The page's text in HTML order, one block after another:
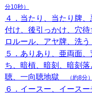
分10秒）
４．当たり、当たり牌
付け、後引っかけ、穴
ロルール、アヤ牌、洗
５．ありあり、亜両面
ち、暗槓、暗刻、暗刻
聴、一向聴地獄
（約8分）
６．イースー、イース